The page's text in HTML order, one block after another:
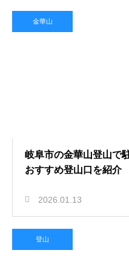
金華山
岐阜市の金華山登山で
おすすめ登山口を紹介
2026.01.13
登山